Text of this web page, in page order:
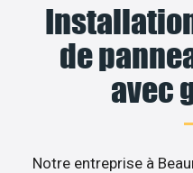
de
avec
Notre entreprise à